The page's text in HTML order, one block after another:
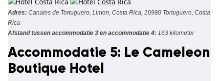
Adres: Canales de Tortuguero, Limon, Costa Rica, 10980 Tortuguero, Costa
Rica
Afstand tussen accommodatie 3 en accommodatie 4: 163 kilometer
Accommodatie 5: Le Cameleon
Boutique Hotel